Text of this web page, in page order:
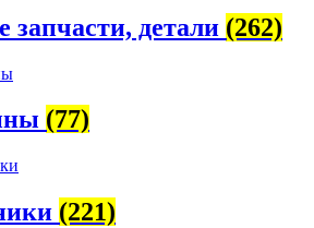
запчасти, детали (262)
(77)
(221)